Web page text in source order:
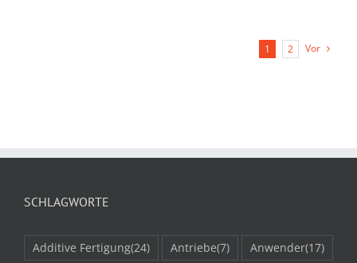
1 2 Vor
SCHLAGWORTE
Additive Fertigung(24) Antriebe(7) Anwender(17)